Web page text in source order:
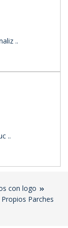
..
..
con logo
Parches